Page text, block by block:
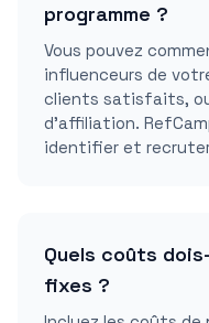
programme ?
Vous pouvez
influenceurs de
clients satisfaits,
d'affiliation.
identifier et
Quels coûts
fixes ?